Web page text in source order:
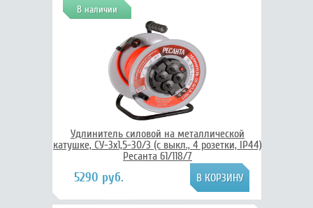
В наличии
Удлинитель силовой на металлической
катушке, СУ-3х1,5-30/3 (с выкл., 4 розетки, IP44)
Ресанта 61/118/7
5290 руб.